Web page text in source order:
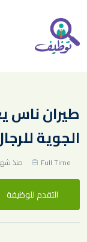
طيران ناس
الجوية
Full Time منذ
التقدم للوظيفة